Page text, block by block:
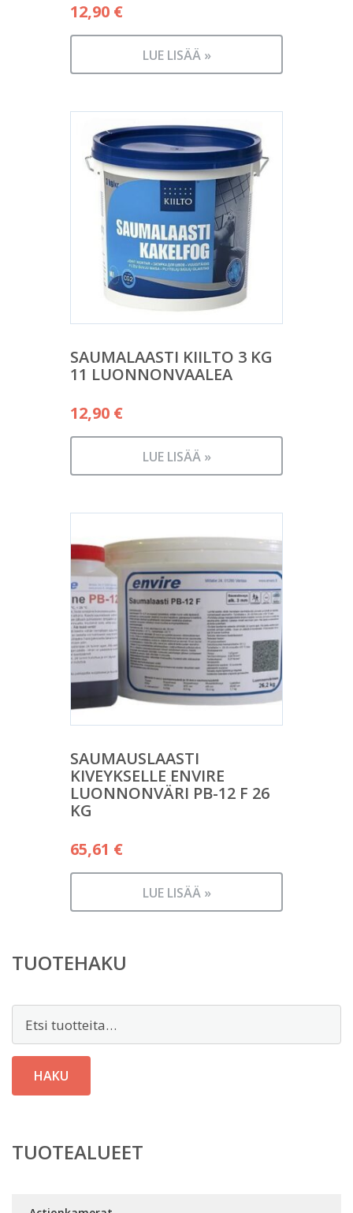
12,90 €
LUE LISÄÄ »
SAUMALAASTI KIILTO 3 KG
11 LUONNONVAALEA
12,90 €
LUE LISÄÄ »
SAUMAUSLAASTI
KIVEYKSELLE ENVIRE
LUONNONVÄRI PB-12 F 26
KG
65,61 €
LUE LISÄÄ »
TUOTEHAKU
HAKU
TUOTEALUEET